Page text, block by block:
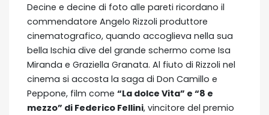
Decine e decine di foto alle pareti ricordano il
commendatore Angelo Rizzoli produttore
cinematografico, quando accoglieva nella sua
bella Ischia dive del grande schermo come Isa
Miranda e Graziella Granata. Al fiuto di Rizzoli nel
cinema si accosta la saga di Don Camillo e
Peppone, film come “La dolce Vita” e “8 e
mezzo” di Federico Fellini, vincitore del premio